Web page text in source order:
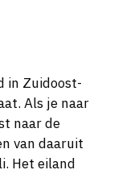
in Zuidoost-
Als je naar
naar de
van daaruit
Het eiland